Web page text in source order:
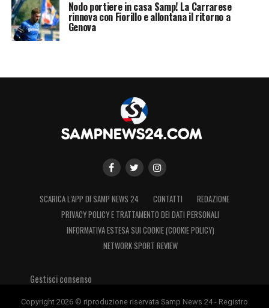
Nodo portiere in casa Samp! La Carrarese
rinnova con Fiorillo e allontana il ritorno a
Genova
SCARICA L’APP DI SAMP NEWS 24 CONTATTI
REDAZIONE
PRIVACY POLICY E TRATTAMENTO DEI DATI PERSONALI
INFORMATIVA ESTESA SUI COOKIE (COOKIE POLICY)
NETWORK SPORT REVIEW
Gestisci consenso
Copyright 2026 © riproduzione riservata Samp News 24 - Registro